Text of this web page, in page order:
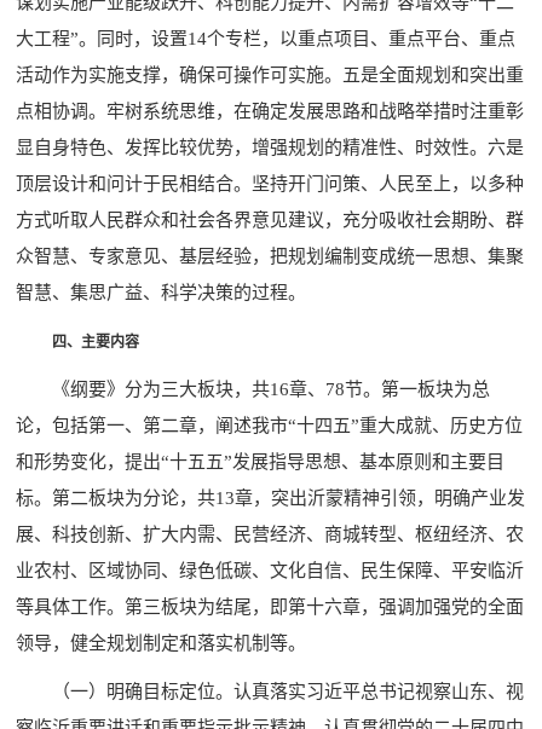
大工程”。同时，设置14个专栏，以重点项目、重点平台、重点
活动作为实施支撑，确保可操作可实施。五是全面规划和突出重
点相协调。牢树系统思维，在确定发展思路和战略举措时注重彰
显自身特色、发挥比较优势，增强规划的精准性、时效性。六是
顶层设计和问计于民相结合。坚持开门问策、人民至上，以多种
方式听取人民群众和社会各界意见建议，充分吸收社会期盼、群
众智慧、专家意见、基层经验，把规划编制变成统一思想、集聚
智慧、集思广益、科学决策的过程。
四、主要内容
《纲要》分为三大板块，共16章、78节。第一板块为总
论，包括第一、第二章，阐述我市“十四五”重大成就、历史方位
和形势变化，提出“十五五”发展指导思想、基本原则和主要目
标。第二板块为分论，共13章，突出沂蒙精神引领，明确产业发
展、科技创新、扩大内需、民营经济、商城转型、枢纽经济、农
业农村、区域协同、绿色低碳、文化自信、民生保障、平安临沂
等具体工作。第三板块为结尾，即第十六章，强调加强党的全面
领导，健全规划制定和落实机制等。
（一）明确目标定位。认真落实习近平总书记视察山东、视